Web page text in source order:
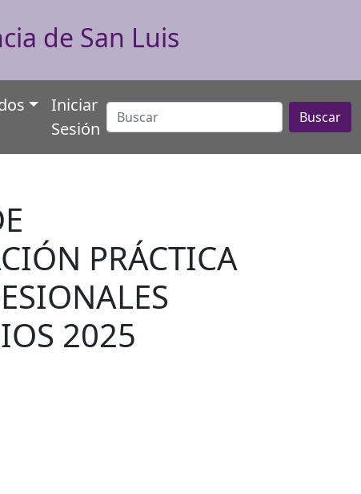
de San Luis
Iniciar
Sesión
Buscar
PRÁCTICA
2025